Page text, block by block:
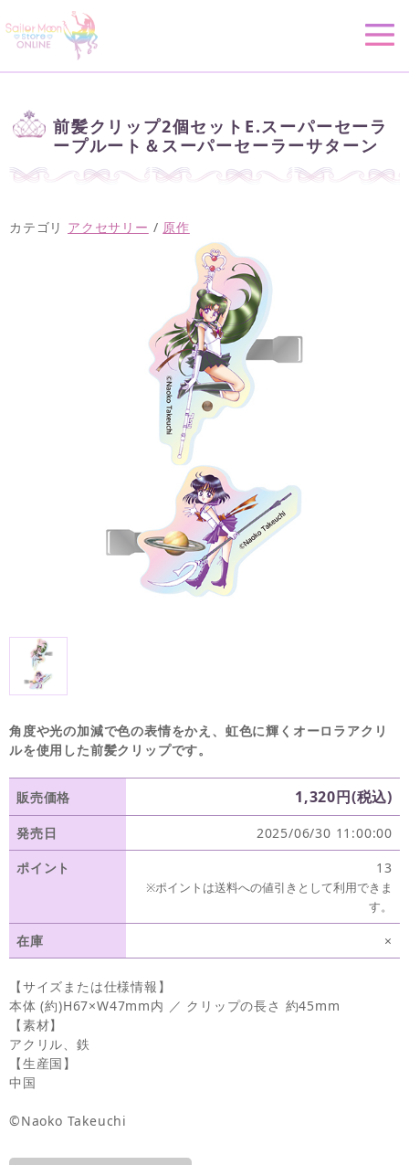
前髪クリップ2個セットE.スーパーセーラ
ープルート＆スーパーセーラーサターン
カテゴリ アクセサリー / 原作
角度や光の加減で色の表情をかえ、虹色に輝くオーロラアクリ
ルを使用した前髪クリップです。
販売価格 1,320円(税込)
発売日
2025/06/30 11:00:00
ポイント
13
※ポイントは送料への値引きとして利用できま
す。
在庫 ×
【サイズまたは仕様情報】
本体 (約)H67×W47mm内 ／ クリップの長さ 約45mm
【素材】
アクリル、鉄
【生産国】
中国
©Naoko Takeuchi